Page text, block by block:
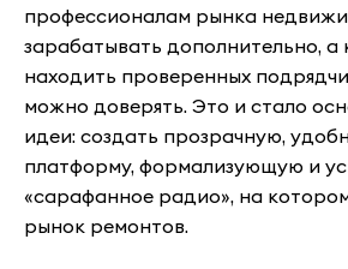
профессионалам рынка
зарабатывать дополнительно, а
находить проверенных
можно доверять. Это и стало
идеи: создать прозрачную,
платформу, формализующую и
«сарафанное радио», на
рынок ремонтов.